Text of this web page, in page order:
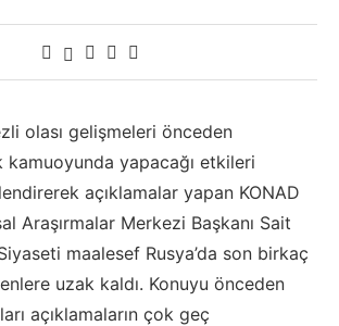
olası gelişmeleri önceden
yapacağı etkileri
açıklamalar yapan KONAD
Araşırmalar Merkezi Başkanı Sait
maalesef Rusya’da son birkaç
uzak kaldı. Konuyu önceden
açıklamaların çok geç